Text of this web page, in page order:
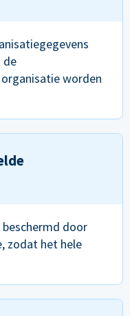
de
worden
door
zodat het hele